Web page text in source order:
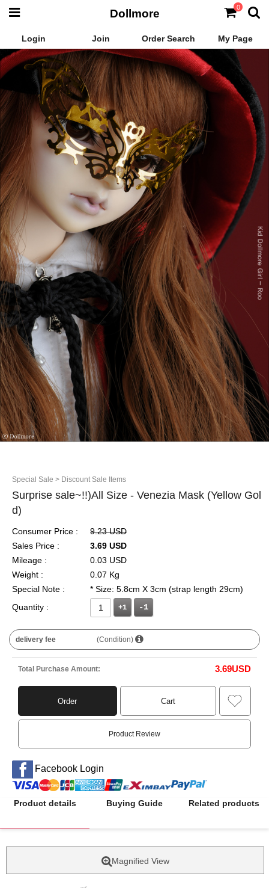
Login Join Order Search My Page
Dollmore 0
Special Sale > Discount Sale Items
Surprise sale~!!)All Size - Venezia Mask (Yellow Gol
d)
Consumer Price :
9.23 USD
Sales Price :
3.69 USD
Mileage :
0.03 USD
Weight :
0.07 Kg
Special Note :
* Size: 5.8cm X 3cm (strap length 29cm)
Quantity :
+1
delivery fee (Condition)
Total Purchase Amount: 3.69USD
Order Cart
Product Review
Facebook Login
Product details Buying Guide Related products
Magnified View